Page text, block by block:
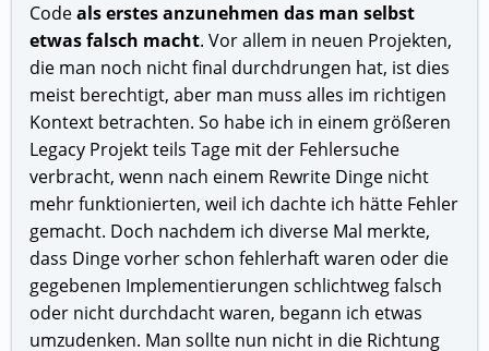
Codeals erstes anzunehmen das man selbst
etwas falsch macht. Vor allem in neuen Projekten,
die man noch nicht final durchdrungen hat, ist dies
meist berechtigt, aber man muss alles im richtigen
Kontext betrachten. So habe ich in einem größeren
Legacy Projekt teils Tage mit der Fehlersuche
verbracht, wenn nach einem Rewrite Dinge nicht
mehr funktionierten, weil ich dachte ich hätte Fehler
gemacht. Doch nachdem ich diverse Mal merkte,
dass Dinge vorher schon fehlerhaft waren oder die
gegebenen Implementierungen schlichtweg falsch
oder nicht durchdacht waren, begann ich etwas
umzudenken. Man sollte nun nicht in die Richtung